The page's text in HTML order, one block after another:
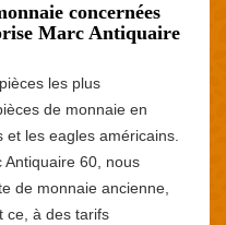
concernées
Marc Antiquaire
les plus
de monnaie en
les eagles américains.
60, nous
de monnaie ancienne,
ce, à des tarifs